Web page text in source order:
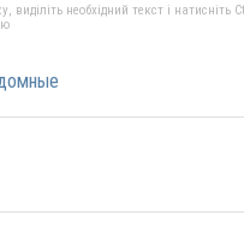
необхідний текст і натисніть